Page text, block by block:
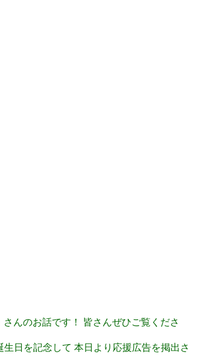
んのお話です！ 皆さんぜひご覧くださ
日を記念して 本日より応援広告を掲出さ